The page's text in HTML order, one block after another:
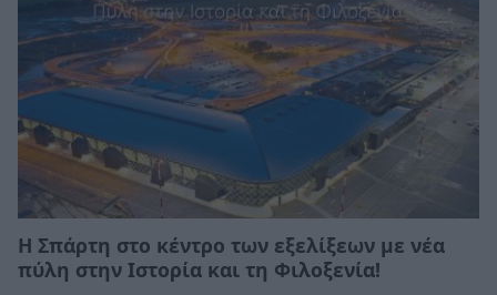
Η Σπάρτη στο κέντρο των εξελίξεων με νέα
πύλη στην Ιστορία και τη Φιλοξενία!